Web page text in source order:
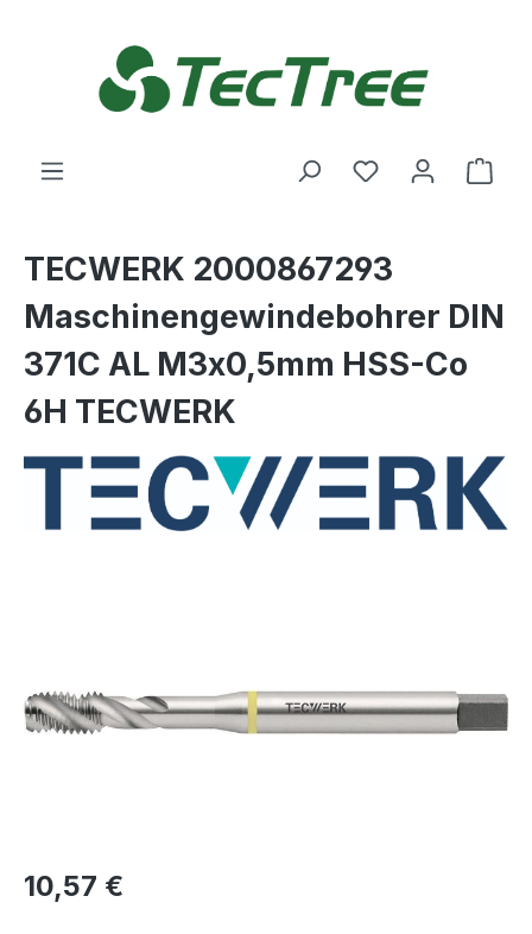
Du hast 0
TECWERK 2000867293
Maschinengewindebohrer DIN
371C AL M3x0,5mm HSS-Co
6H TECWERK
Regulärer Preis:
10,57 €